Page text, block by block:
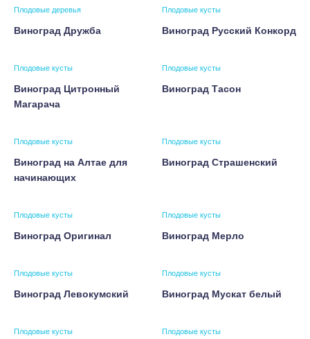
Плодовые деревья
Виноград Дружба
Плодовые кусты
Виноград Русский Конкорд
Плодовые кусты
Виноград Цитронный
Магарача
Плодовые кусты
Виноград Тасон
Плодовые кусты
Виноград на Алтае для
начинающих
Плодовые кусты
Виноград Страшенский
Плодовые кусты
Виноград Оригинал
Плодовые кусты
Виноград Мерло
Плодовые кусты
Виноград Левокумский
Плодовые кусты
Виноград Мускат белый
Плодовые кусты Плодовые кусты